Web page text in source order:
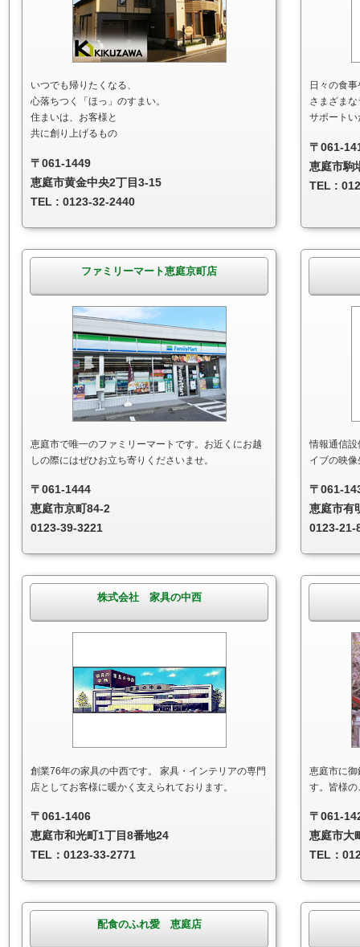
いつでも帰りたくなる、
心落ちつく「ほっ」のすまい。
住まいは、お客様と
共に創り上げるもの
〒061-1449
恵庭市黄金中央2丁目3-15
TEL : 0123-32-2440
日々の食
さまざま
サポート
〒061-
恵庭市駒
TEL :
ファミリーマート恵庭京町店
恵庭市で唯一のファミリーマートです。お近くにお越
しの際にはぜひお立ち寄りくださいませ。
〒061-1444
恵庭市京町84-2
0123-39-3221
情報通信
イブの映
〒061-
恵庭市有
0123-21-
株式会社 家具の中西
創業76年の家具の中西です。 家具・インテリアの専門
店としてお客様に暖かく支えられております。
〒061-1406
恵庭市和光町1丁目8番地24
TEL：0123-33-2771
恵庭市に
す。皆様
〒061-
恵庭市大
TEL：
配食のふれ愛 恵庭店